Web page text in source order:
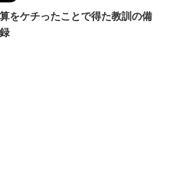
をケチったことで得た教訓の備